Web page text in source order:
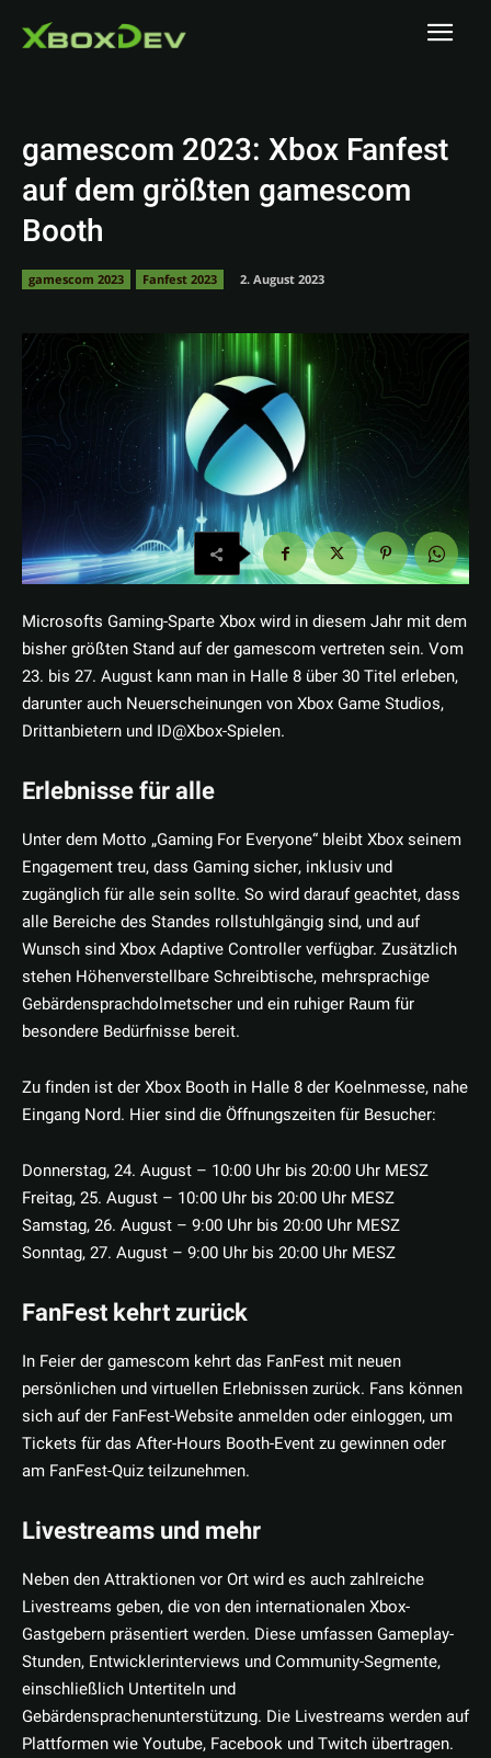
gamescom 2023: Xbox Fanfest
auf dem größten gamescom
Booth
gamescom 2023 Fanfest 2023 2. August 2023
Microsofts Gaming-Sparte Xbox wird in diesem Jahr mit dem
bisher größten Stand auf der gamescom vertreten sein. Vom
23. bis 27. August kann man in Halle 8 über 30 Titel erleben,
darunter auch Neuerscheinungen von Xbox Game Studios,
Drittanbietern und ID@Xbox-Spielen.
Erlebnisse für alle
Unter dem Motto „Gaming For Everyone“ bleibt Xbox seinem
Engagement treu, dass Gaming sicher, inklusiv und
zugänglich für alle sein sollte. So wird darauf geachtet, dass
alle Bereiche des Standes rollstuhlgängig sind, und auf
Wunsch sind Xbox Adaptive Controller verfügbar. Zusätzlich
stehen Höhenverstellbare Schreibtische, mehrsprachige
Gebärdensprachdolmetscher und ein ruhiger Raum für
besondere Bedürfnisse bereit.
Zu finden ist der Xbox Booth in Halle 8 der Koelnmesse, nahe
Eingang Nord. Hier sind die Öffnungszeiten für Besucher:
Donnerstag, 24. August – 10:00 Uhr bis 20:00 Uhr MESZ
Freitag, 25. August – 10:00 Uhr bis 20:00 Uhr MESZ
Samstag, 26. August – 9:00 Uhr bis 20:00 Uhr MESZ
Sonntag, 27. August – 9:00 Uhr bis 20:00 Uhr MESZ
FanFest kehrt zurück
In Feier der gamescom kehrt das FanFest mit neuen
persönlichen und virtuellen Erlebnissen zurück. Fans können
sich auf der FanFest-Website anmelden oder einloggen, um
Tickets für das After-Hours Booth-Event zu gewinnen oder
am FanFest-Quiz teilzunehmen.
Livestreams und mehr
Neben den Attraktionen vor Ort wird es auch zahlreiche
Livestreams geben, die von den internationalen Xbox-
Gastgebern präsentiert werden. Diese umfassen Gameplay-
Stunden, Entwicklerinterviews und Community-Segmente,
einschließlich Untertiteln und
Gebärdensprachenunterstützung. Die Livestreams werden auf
Plattformen wie Youtube, Facebook und Twitch übertragen.